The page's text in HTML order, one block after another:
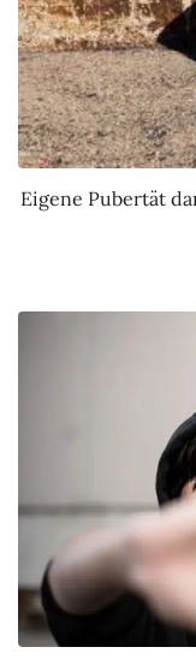
Eigene Pubertät